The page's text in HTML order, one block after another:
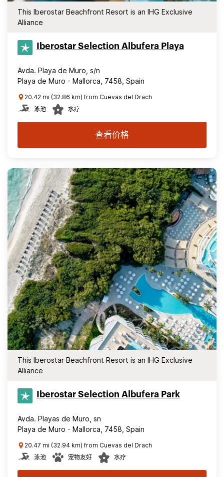
This Iberostar Beachfront Resort is an IHG Exclusive
Alliance
Iberostar Selection​ Albufera Playa
Avda. Playa de Muro, s/n
Playa de Muro - Mallorca, 7458, Spain
20.42 mi (32.86 km) from Cuevas del Drach
泳池
水疗
查看价格
This Iberostar Beachfront Resort is an IHG Exclusive
Alliance
Iberostar Selection​ Albufera Park
Avda. Playas de Muro, sn
Playa de Muro - Mallorca, 7458, Spain
20.47 mi (32.94 km) from Cuevas del Drach
泳池
宠物友好 水疗